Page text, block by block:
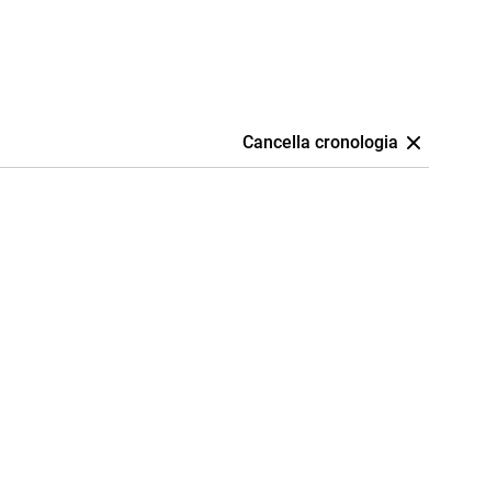
Cancella cronologia